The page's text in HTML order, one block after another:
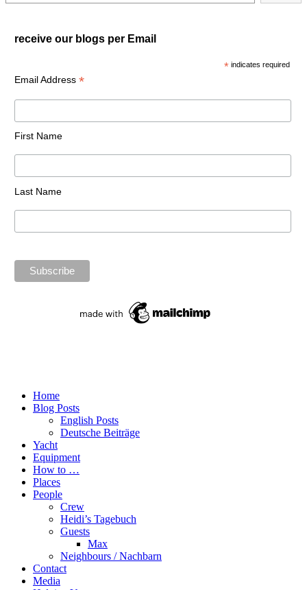
receive our blogs per Email
* indicates required
Email Address *
First Name
Last Name
Home
Blog Posts
English Posts
Deutsche Beiträge
Yacht
Equipment
How to …
Places
People
Crew
Heidi’s Tagebuch
Guests
Max
Neighbours / Nachbarn
Contact
Media